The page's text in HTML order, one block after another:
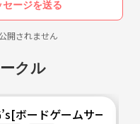
！
予定です
ージを送る
開されません
クル
ボードゲームサークル]